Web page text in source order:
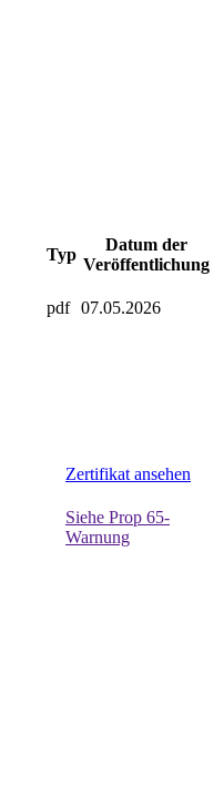
Typ
Datum der
Veröffentlichung
pdf 07.05.2026
Zertifikat ansehen
Siehe Prop 65-
Warnung